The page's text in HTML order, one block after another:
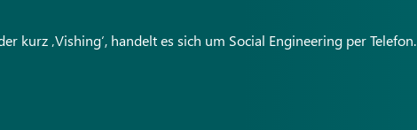
kurz ‚Vishing‘, handelt es sich um Social Engineering per Telefon.